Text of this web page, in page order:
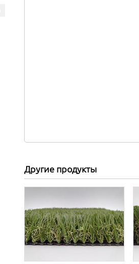
Другие продукты